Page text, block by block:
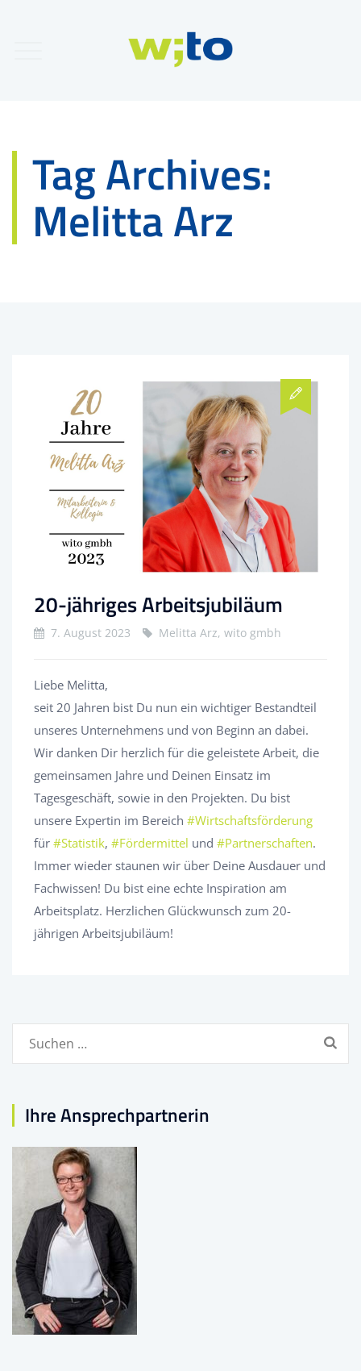
Tag Archives:
Melitta Arz
20-jähriges Arbeitsjubiläum
7. August 2023 Melitta Arz, wito gmbh
Liebe Melitta,
seit 20 Jahren bist Du nun ein wichtiger Bestandteil
unseres Unternehmens und von Beginn an dabei.
Wir danken Dir herzlich für die geleistete Arbeit, die
gemeinsamen Jahre und Deinen Einsatz im
Tagesgeschäft, sowie in den Projekten. Du bist
unsere Expertin im Bereich #Wirtschaftsförderung
für #Statistik, #Fördermittel und #Partnerschaften.
Immer wieder staunen wir über Deine Ausdauer und
Fachwissen! Du bist eine echte Inspiration am
Arbeitsplatz. Herzlichen Glückwunsch zum 20-
jährigen Arbeitsjubiläum!
Suchen
Ihre Ansprechpartnerin